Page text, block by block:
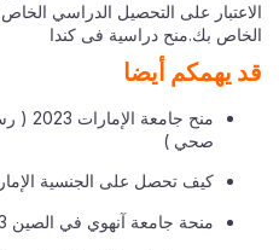
على التحصيل الدراسي الخاص بك
بك.منح دراسية فى كندا
يهمكم أيضا
منح جامعة
صحي )
كيف تحصل على الجنسية الإماراتية 2023 وما هي أهم مزاياها ؟
منحة جامعة آنهوي في الصين 2023 ( ممولة بالكامل )